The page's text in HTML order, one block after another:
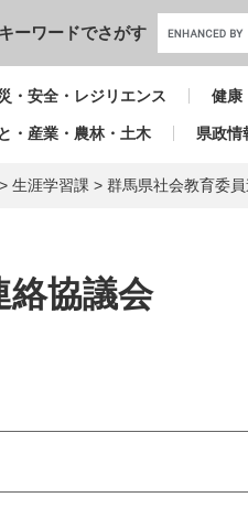
本文へ
キーワードでさがす
・安全・レジリエンス 健康
・産業・農林・土木 県政情
> 生涯学習課 > 群馬県社会教育委
絡協議会